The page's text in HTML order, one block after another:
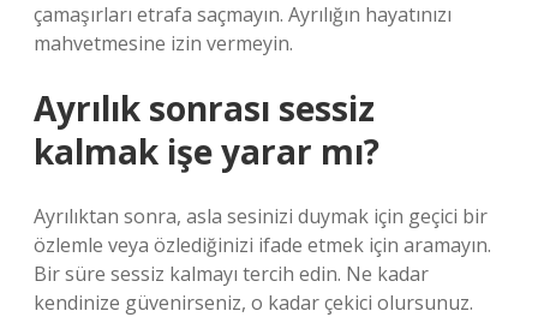
çamaşırları etrafa saçmayın. Ayrılığın hayatınızı
mahvetmesine izin vermeyin.
Ayrılık sonrası sessiz
kalmak işe yarar mı?
Ayrılıktan sonra, asla sesinizi duymak için geçici bir
özlemle veya özlediğinizi ifade etmek için aramayın.
Bir süre sessiz kalmayı tercih edin. Ne kadar
kendinize güvenirseniz, o kadar çekici olursunuz.